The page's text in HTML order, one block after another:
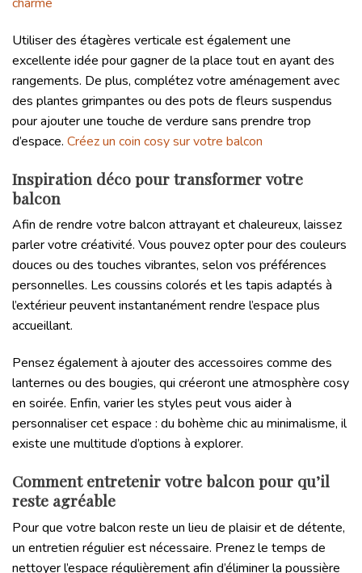
Utiliser des étagères verticale est également une
excellente idée pour gagner de la place tout en ayant des
rangements. De plus, complétez votre aménagement avec
des plantes grimpantes ou des pots de fleurs suspendus
pour ajouter une touche de verdure sans prendre trop
d’espace. Créez un coin cosy sur votre balcon
Inspiration déco pour transformer votre
balcon
Afin de rendre votre balcon attrayant et chaleureux, laissez
parler votre créativité. Vous pouvez opter pour des couleurs
douces ou des touches vibrantes, selon vos préférences
personnelles. Les coussins colorés et les tapis adaptés à
l’extérieur peuvent instantanément rendre l’espace plus
accueillant.
Pensez également à ajouter des accessoires comme des
lanternes ou des bougies, qui créeront une atmosphère cosy
en soirée. Enfin, varier les styles peut vous aider à
personnaliser cet espace : du bohème chic au minimalisme, il
existe une multitude d’options à explorer.
Comment entretenir votre balcon pour qu’il
reste agréable
Pour que votre balcon reste un lieu de plaisir et de détente,
un entretien régulier est nécessaire. Prenez le temps de
nettoyer l’espace régulièrement afin d’éliminer la poussière